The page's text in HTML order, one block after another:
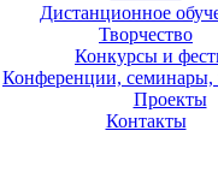
Дистанционное
Творчество
Конкурсы и
Конференции, семинары,
Проекты
Контакты